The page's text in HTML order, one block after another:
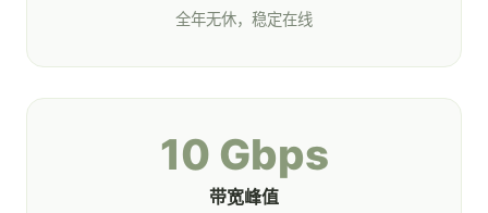
全年无休，稳定在线
10 Gbps
带宽峰值